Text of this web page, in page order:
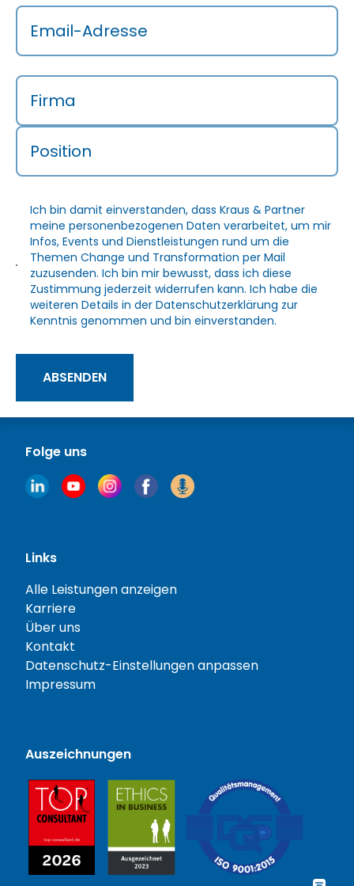
Folge uns
Links
Alle Leistungen anzeigen
Karriere
Über uns
Kontakt
Datenschutz-Einstellungen anpassen
Impressum
Auszeichnungen
Email-Adresse
Firma
Position
Ich bin damit einverstanden, dass Kraus & Partner
meine personenbezogenen Daten verarbeitet, um mir
Infos, Events und Dienstleistungen rund um die
Themen Change und Transformation per Mail
zuzusenden. Ich bin mir bewusst, dass ich diese
Zustimmung jederzeit widerrufen kann. Ich habe die
weiteren Details in derDatenschutzerklärung zur
Kenntnis genommen und bin einverstanden.
ABSENDEN